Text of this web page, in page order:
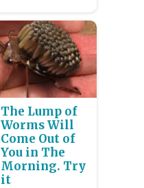
The Lump of
Worms Will
Come Out of
You in The
Morning. Try
it